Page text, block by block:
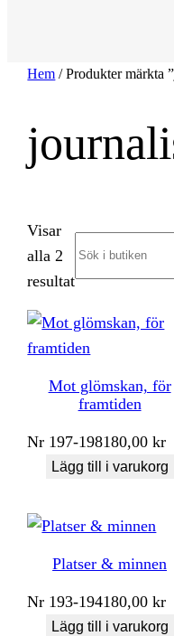
Hem / Produkter märkta
Visar
alla 2
resultatSortera
senaste
Mot glömskan, för
framtiden
Nr 197-198180,00kr
Lägg till i varukorg
Platser & minnen
Nr 193-194180,00kr
Lägg till i varukorg